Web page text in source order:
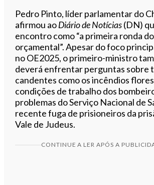
Pedro Pinto, líder parlamentar do
afirmou aoDiário de Notícias(DN)
encontro como “a primeira ronda
orçamental”. Apesar do foco
no OE2025, o primeiro-ministro
deverá enfrentar perguntas sobre
candentes como os incêndios
condições de trabalho dos
problemas do Serviço Nacional de
recente fuga de prisioneiros da
Vale de Judeus.
CONTINUE A LER APÓS A